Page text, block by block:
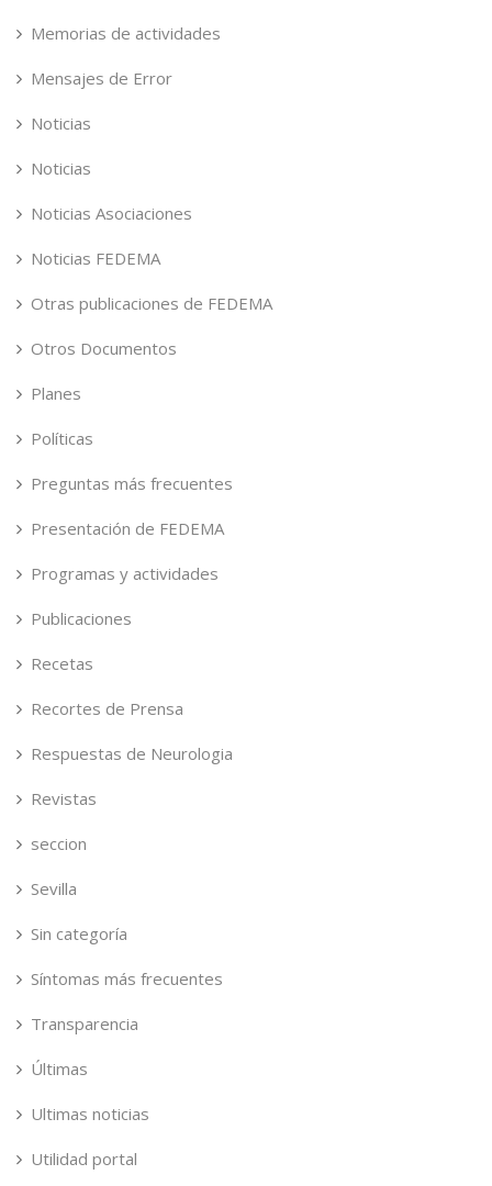
Memorias de actividades
Mensajes de Error
Noticias
Noticias
Noticias Asociaciones
Noticias FEDEMA
Otras publicaciones de FEDEMA
Otros Documentos
Planes
Políticas
Preguntas más frecuentes
Presentación de FEDEMA
Programas y actividades
Publicaciones
Recetas
Recortes de Prensa
Respuestas de Neurologia
Revistas
seccion
Sevilla
Sin categoría
Síntomas más frecuentes
Transparencia
Últimas
Ultimas noticias
Utilidad portal